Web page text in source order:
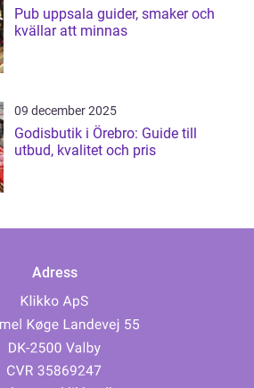
Pub uppsala guider, smaker och
kvällar att minnas
09 december 2025
Godisbutik i Örebro: Guide till
utbud, kvalitet och pris
Adress